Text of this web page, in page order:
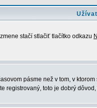
stačí stlačiť tlačítko odkazu
pásme než v tom, v
registrovaný, toto je dobrý